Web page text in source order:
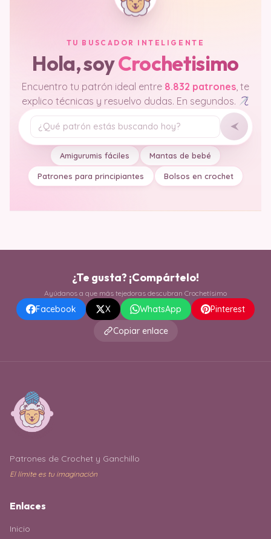
TU BUSCADOR INTELIGENTE
Hola, soyCrochetisimo
Encuentro tu patrón ideal entre 8.832 patrones, te
explico técnicas y resuelvo dudas. En segundos.
Tu pregunta
Amigurumis fáciles Mantas de bebé
Patrones para principiantes Bolsos en crochet
¿Te gusta? ¡Compártelo!
Ayúdanos a que más tejedoras descubran Crochetísimo
Facebook X WhatsApp
Pinterest
Copiar enlace
Patrones de Crochet y Ganchillo
El límite es tu imaginación
Enlaces
Inicio